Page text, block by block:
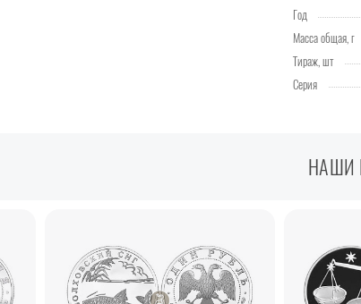
Год
Масса общая, г
Тираж, шт
Серия
НАШИ